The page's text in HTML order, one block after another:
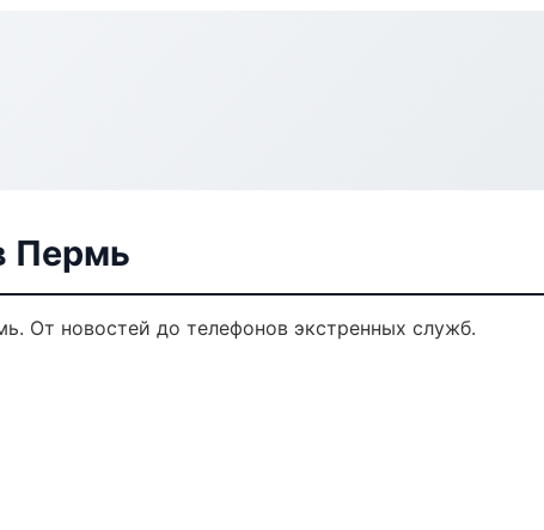
Пермь
От новостей до телефонов экстренных служб.